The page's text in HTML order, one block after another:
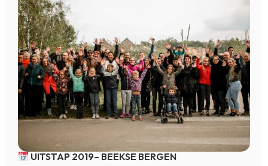
UITSTAP 2019– BEEKSE BERGEN